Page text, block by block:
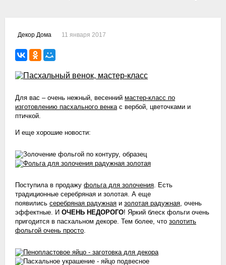
Декор Дома 11 января 2017
Для вас – очень нежный, весенний мастер-класс по
изготовлению пасхального венка с вербой, цветочками и
птичкой.
И еще хорошие новости:
Поступила в продажу фольга для золочения. Есть
традиционные серебряная и золотая. А еще
появились серебряная радужная и золотая радужная, очень
эффектные. И ОЧЕНЬ НЕДОРОГО! Яркий блеск фольги очень
пригодится в пасхальном декоре. Тем более, что золотить
фольгой очень просто.